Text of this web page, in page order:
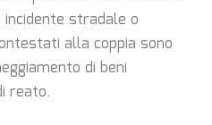
stradale o
alla coppia sono
di beni
reato.